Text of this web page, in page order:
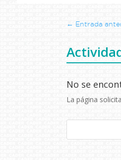
← Entrada
No se
La página